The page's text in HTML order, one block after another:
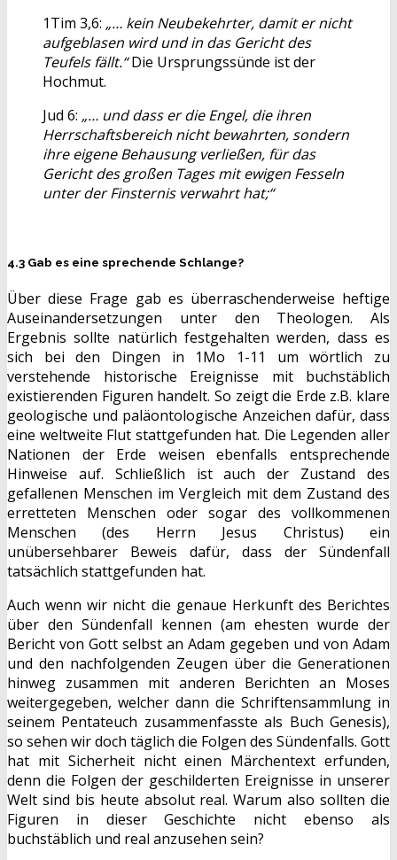
1Tim 3,6: „… kein Neubekehrter, damit er nicht
aufgeblasen wird und in das Gericht des
Teufels fällt.“Die Ursprungssünde ist der
Hochmut.
Jud 6: „… und dass er die Engel, die ihren
Herrschaftsbereich nicht bewahrten, sondern
ihre eigene Behausung verließen, für das
Gericht des großen Tages mit ewigen Fesseln
unter der Finsternis verwahrt hat;“
4.3 Gab es eine sprechende Schlange?
Über diese Frage gab es überraschenderweise heftige
Auseinandersetzungen unter den Theologen. Als
Ergebnis sollte natürlich festgehalten werden, dass es
sich bei den Dingen in 1Mo 1-11 um wörtlich zu
verstehende historische Ereignisse mit buchstäblich
existierenden Figuren handelt. So zeigt die Erde z.B. klare
geologische und paläontologische Anzeichen dafür, dass
eine weltweite Flut stattgefunden hat. Die Legenden aller
Nationen der Erde weisen ebenfalls entsprechende
Hinweise auf. Schließlich ist auch der Zustand des
gefallenen Menschen im Vergleich mit dem Zustand des
erretteten Menschen oder sogar des vollkommenen
Menschen (des Herrn Jesus Christus) ein
unübersehbarer Beweis dafür, dass der Sündenfall
tatsächlich stattgefunden hat.
Auch wenn wir nicht die genaue Herkunft des Berichtes
über den Sündenfall kennen (am ehesten wurde der
Bericht von Gott selbst an Adam gegeben und von Adam
und den nachfolgenden Zeugen über die Generationen
hinweg zusammen mit anderen Berichten an Moses
weitergegeben, welcher dann die Schriftensammlung in
seinem Pentateuch zusammenfasste als Buch Genesis),
so sehen wir doch täglich die Folgen des Sündenfalls. Gott
hat mit Sicherheit nicht einen Märchentext erfunden,
denn die Folgen der geschilderten Ereignisse in unserer
Welt sind bis heute absolut real. Warum also sollten die
Figuren in dieser Geschichte nicht ebenso als
buchstäblich und real anzusehen sein?